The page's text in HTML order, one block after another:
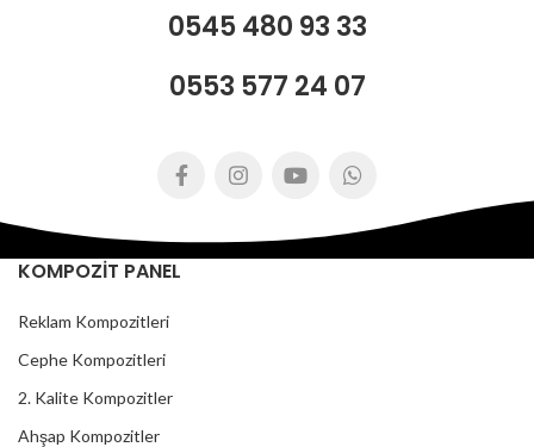
0545 480 93 33
0553 577 24 07
KOMPOZİT PANEL
Reklam Kompozitleri
Cephe Kompozitleri
2. Kalite Kompozitler
Ahşap Kompozitler